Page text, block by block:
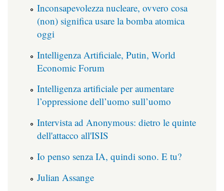
Inconsapevolezza nucleare, ovvero cosa
(non) significa usare la bomba atomica
oggi
Intelligenza Artificiale, Putin, World
Economic Forum
Intelligenza artificiale per aumentare
l’oppressione dell’uomo sull’uomo
Intervista ad Anonymous: dietro le quinte
dell'attacco all'ISIS
Io penso senza IA, quindi sono. E tu?
Julian Assange